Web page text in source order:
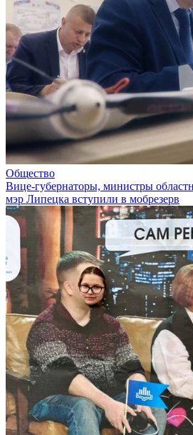
Общество
Вице-губернаторы, министры
мэр Липецка вступили в мобрезерв